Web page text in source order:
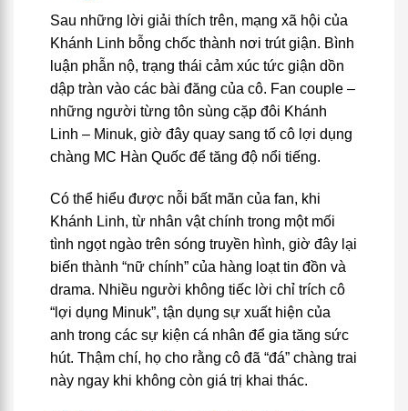
Sau những lời giải thích trên, mạng xã hội của
Khánh Linh bỗng chốc thành nơi trút giận. Bình
luận phẫn nộ, trạng thái cảm xúc tức giận dồn
dập tràn vào các bài đăng của cô. Fan couple –
những người từng tôn sùng cặp đôi Khánh
Linh – Minuk, giờ đây quay sang tố cô lợi dụng
chàng MC Hàn Quốc để tăng độ nổi tiếng.
Có thể hiểu được nỗi bất mãn của fan, khi
Khánh Linh, từ nhân vật chính trong một mối
tình ngọt ngào trên sóng truyền hình, giờ đây lại
biến thành “nữ chính” của hàng loạt tin đồn và
drama. Nhiều người không tiếc lời chỉ trích cô
“lợi dụng Minuk”, tận dụng sự xuất hiện của
anh trong các sự kiện cá nhân để gia tăng sức
hút. Thậm chí, họ cho rằng cô đã “đá” chàng trai
này ngay khi không còn giá trị khai thác.